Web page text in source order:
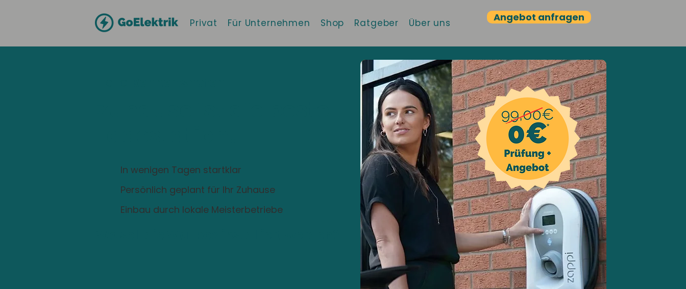
Privat Für Unternehmen Shop Ratgeber Über uns Angebot anfragen
In wenigen Tagen startklar
Persönlich geplant für Ihr Zuhause
Einbau durch lokale Meisterbetriebe